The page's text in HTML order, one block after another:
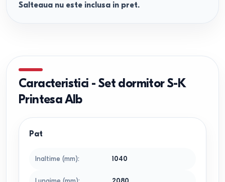
Salteaua nu este inclusa in pret.
Caracteristici - Set dormitor S-K
Printesa Alb
Pat
Inaltime (mm): 1040